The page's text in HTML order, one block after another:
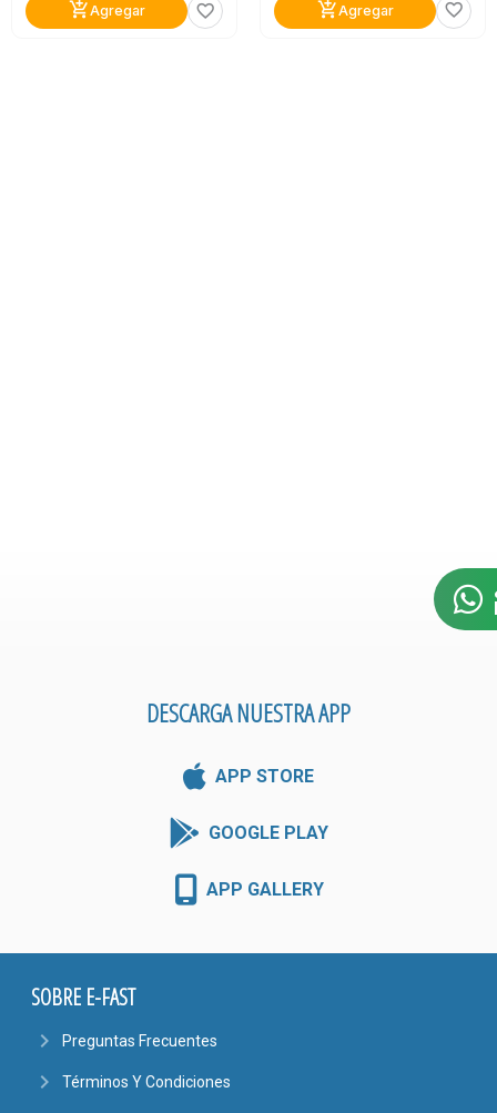
add_shopping_cartAgregar favorite_border add_shopping_cartAgregar favorite_border
DESCARGA NUESTRA APP
APP STORE
GOOGLE PLAY
APP GALLERY
SOBRE E-FAST
navigate_next Preguntas Frecuentes
navigate_next Términos Y Condiciones